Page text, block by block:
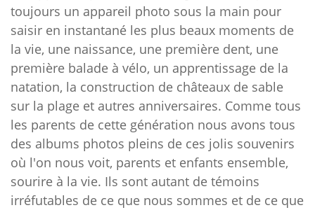
toujours un appareil photo sous la main pour
saisir en instantané les plus beaux moments de
la vie, une naissance, une première dent, une
première balade à vélo, un apprentissage de la
natation, la construction de châteaux de sable
sur la plage et autres anniversaires. Comme tous
les parents de cette génération nous avons tous
des albums photos pleins de ces jolis souvenirs
où l'on nous voit, parents et enfants ensemble,
sourire à la vie. Ils sont autant de témoins
irréfutables de ce que nous sommes et de ce que